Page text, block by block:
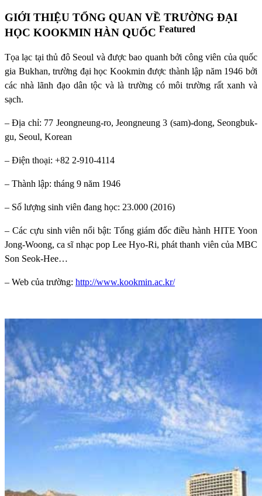
GIỚI THIỆU TỔNG QUAN VỀ TRƯỜNG ĐẠI
HỌC KOOKMIN HÀN QUỐC Featured
Tọa lạc tại thủ đô Seoul và được bao quanh bởi công viên của quốc
gia Bukhan, trường đại học Kookmin được thành lập năm 1946 bởi
các nhà lãnh đạo dân tộc và là trường có môi trường rất xanh và
sạch.
– Địa chỉ: 77 Jeongneung-ro, Jeongneung 3 (sam)-dong, Seongbuk-
gu, Seoul, Korean
– Điện thoại: +82 2-910-4114
– Thành lập: tháng 9 năm 1946
– Số lượng sinh viên đang học: 23.000 (2016)
– Các cựu sinh viên nổi bật: Tổng giám đốc điều hành HITE Yoon
Jong-Woong, ca sĩ nhạc pop Lee Hyo-Ri, phát thanh viên của MBC
Son Seok-Hee…
– Web của trường: http://www.kookmin.ac.kr/